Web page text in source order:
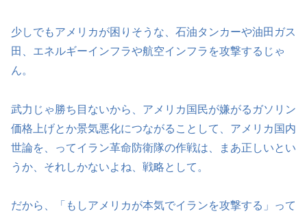
少しでもアメリカが困りそうな、石油タンカーや油田ガス
田、エネルギーインフラや航空インフラを攻撃するじゃ
ん。
武力じゃ勝ち目ないから、アメリカ国民が嫌がるガソリン
価格上げとか景気悪化につながることして、アメリカ国内
世論を、ってイラン革命防衛隊の作戦は、まあ正しいとい
うか、それしかないよね、戦略として。
だから、「もしアメリカが本気でイランを攻撃する」って